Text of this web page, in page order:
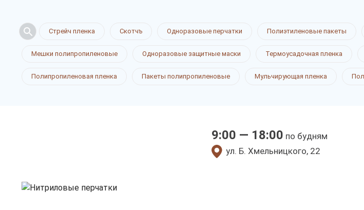
Стрейч пленка Скотчъ Одноразовые перчатки Полиэтиленовые пакеты
Мешки полипропиленовые Одноразовые защитные маски Термоусадочная пленка
Полипропиленовая пленка Пакеты полипропиленовые Мульчирующая пленка
9:00 — 18:00 по будням
ул. Б. Хмeльницкoгo, 22
Нитриловые
только приятные цены